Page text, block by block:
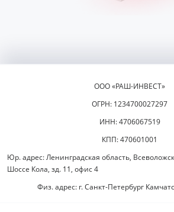
ООО «РАШ-ИНВЕСТ»
ОГРН: 1234700027297
ИНН: 4706067519
КПП: 470601001
Юр. адрес: Ленинградская область,
Шоссе Кола, зд. 11, офис 4
Физ. адрес: г. Санкт-Петербург